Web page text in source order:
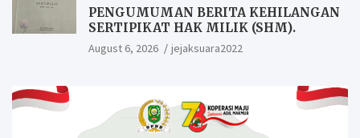
PENGUMUMAN BERITA KEHILANGAN
SERTIPIKAT HAK MILIK (SHM).
August 6, 2026 jejaksuara2022